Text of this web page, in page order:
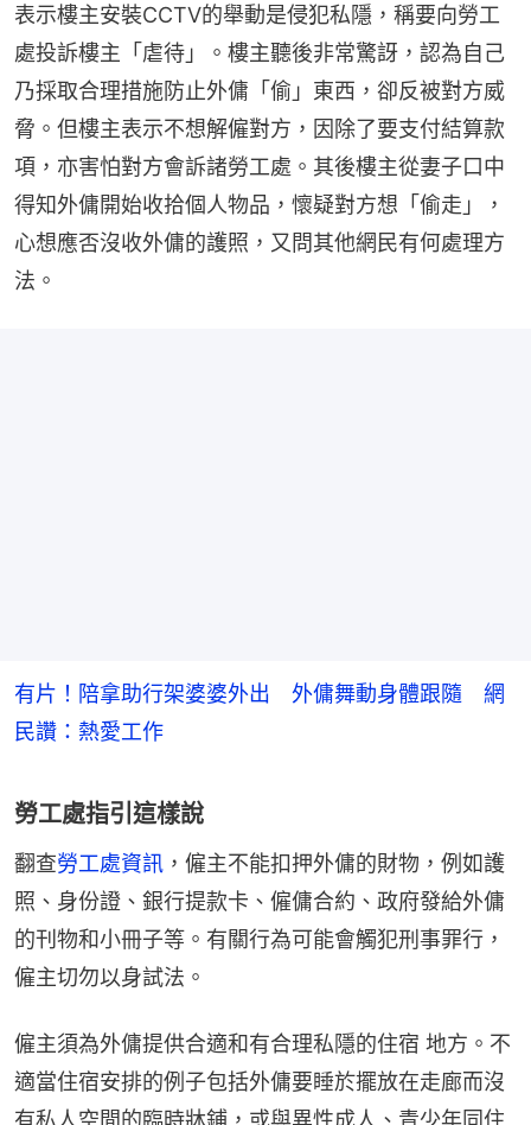
表示樓主安裝CCTV的舉動是侵犯私隱，稱要向勞工
處投訴樓主「虐待」。樓主聽後非常驚訝，認為自己
乃採取合理措施防止外傭「偷」東西，卻反被對方威
脅。但樓主表示不想解僱對方，因除了要支付結算款
項，亦害怕對方會訴諸勞工處。其後樓主從妻子口中
得知外傭開始收拾個人物品，懷疑對方想「偷走」，
心想應否沒收外傭的護照，又問其他網民有何處理方
法。
有片！陪拿助行架婆婆外出 外傭舞動身體跟隨 網
民讚：熱愛工作
勞工處指引這樣說
翻查勞工處資訊 ，僱主不能扣押外傭的財物，例如護
照、身份證、銀行提款卡、僱傭合約、政府發給外傭
的刊物和小冊子等。有關行為可能會觸犯刑事罪行，
僱主切勿以身試法。
僱主須為外傭提供合適和有合理私隱的住宿 地方。不
適當住宿安排的例子包括外傭要睡於擺放在走廊而沒
有私人空間的臨時牀鋪，或與異性成人、青少年同住